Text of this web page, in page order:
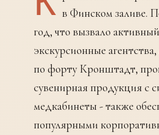
в Финском заливе.
год, что вызвало
экскурсионные
по форту Кронштадт,
сувенирная продукция с
медкабинеты - также
популярными